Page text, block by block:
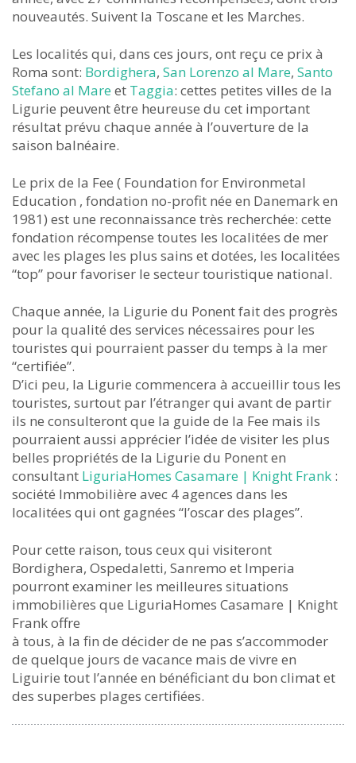
nouveautés. Suivent la Toscane et les Marches.
Les localités qui, dans ces jours, ont reçu ce prix à
Roma sont: Bordighera, San Lorenzo al Mare, Santo
Stefano al Mare et Taggia: cettes petites villes de la
Ligurie peuvent être heureuse du cet important
résultat prévu chaque année à l’ouverture de la
saison balnéaire.
Le prix de la Fee ( Foundation for Environmetal
Education , fondation no-profit née en Danemark en
1981) est une reconnaissance très recherchée: cette
fondation récompense toutes les localitées de mer
avec les plages les plus sains et dotées, les localitées
“top” pour favoriser le secteur touristique national.
Chaque année, la Ligurie du Ponent fait des progrès
pour la qualité des services nécessaires pour les
touristes qui pourraient passer du temps à la mer
“certifiée”.
D’ici peu, la Ligurie commencera à accueillir tous les
touristes, surtout par l’étranger qui avant de partir
ils ne consulteront que la guide de la Fee mais ils
pourraient aussi apprécier l’idée de visiter les plus
belles propriétés de la Ligurie du Ponent en
consultant LiguriaHomes Casamare | Knight Frank :
société Immobilière avec 4 agences dans les
localitées qui ont gagnées “l’oscar des plages”.
Pour cette raison, tous ceux qui visiteront
Bordighera, Ospedaletti, Sanremo et Imperia
pourront examiner les meilleures situations
immobilières que LiguriaHomes Casamare | Knight
Frank offre
à tous, à la fin de décider de ne pas s’accommoder
de quelque jours de vacance mais de vivre en
Liguirie tout l’année en bénéficiant du bon climat et
des superbes plages certifiées.